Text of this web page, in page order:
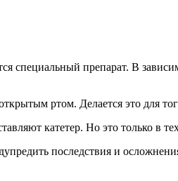
специальный препарат. В
ртом. Делается это для
катетер. Но это только в
последствия и